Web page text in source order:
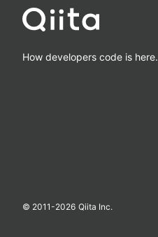
How developers code is here.
© 2011-2026 Qiita Inc.